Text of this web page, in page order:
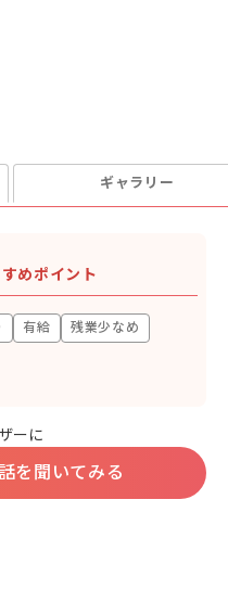
ギャラリー
めポイント
有給 残業少なめ
ーに
を聞いてみる